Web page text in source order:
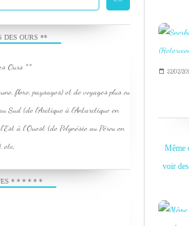
22/02/
Même
voir
DES OURS **
flore, paysages) et de voyages plus ou
Sud (de l'Arctique à l'Antarctique en
à l'Ouest (de Polynésie au Pérou en
etc.
* * * * * *